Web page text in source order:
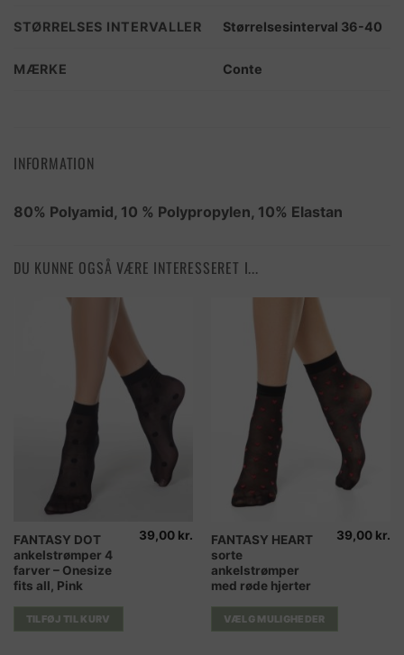
STØRRELSES INTERVALLER Størrelsesinterval 36-40
MÆRKE Conte
INFORMATION
80% Polyamid, 10 % Polypropylen, 10% Elastan
DU KUNNE OGSÅ VÆRE INTERESSERET I...
FANTASY DOT
ankelstrømper 4
farver – Onesize
fits all, Pink
39,00 kr.
TILFØJ TIL KURV
FANTASY HEART
sorte
ankelstrømper
med røde hjerter
39,00 kr.
VÆLG MULIGHEDER
Dette
vare
har
flere
varianter.
Mulighederne